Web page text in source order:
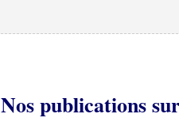
Nos publications